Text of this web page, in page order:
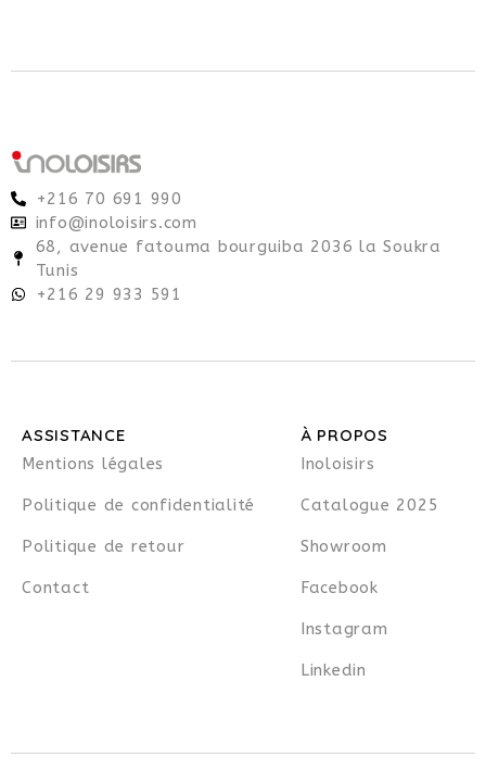
+216 70 691 990
info@inoloisirs.com
68, avenue fatouma bourguiba 2036 la Soukra
Tunis
+216 29 933 591
À PROPOS
Inoloisirs
Catalogue 2025
Showroom
Facebook
Instagram
Linkedin
ASSISTANCE
Mentions légales
Politique de confidentialité
Politique de retour
Contact